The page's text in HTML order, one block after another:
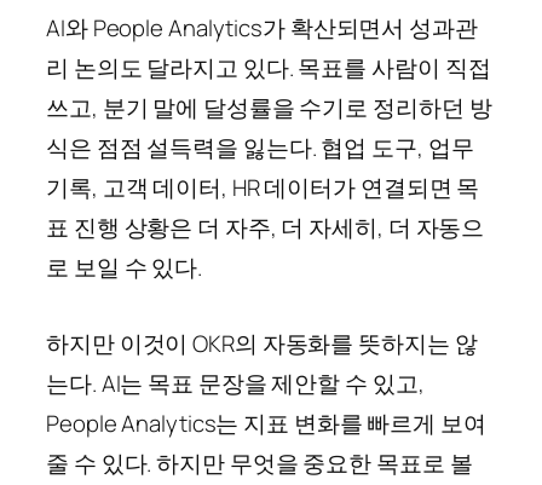
AI와 People Analytics가 확산되면서 성과관
리 논의도 달라지고 있다. 목표를 사람이 직접
쓰고, 분기 말에 달성률을 수기로 정리하던 방
식은 점점 설득력을 잃는다. 협업 도구, 업무
기록, 고객 데이터, HR 데이터가 연결되면 목
표 진행 상황은 더 자주, 더 자세히, 더 자동으
로 보일 수 있다.
하지만 이것이 OKR의 자동화를 뜻하지는 않
는다. AI는 목표 문장을 제안할 수 있고,
People Analytics는 지표 변화를 빠르게 보여
줄 수 있다. 하지만 무엇을 중요한 목표로 볼